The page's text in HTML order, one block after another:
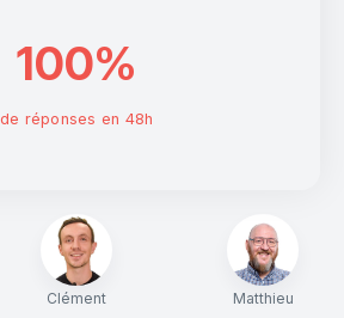
Clément Matthieu
100%
de réponses en 48h